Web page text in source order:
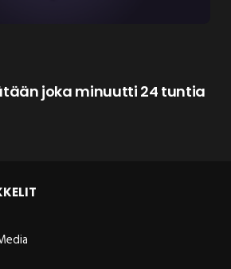
joka minuutti 24 tuntia